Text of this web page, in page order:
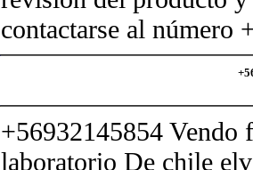
contactarse al número
+56932145854 Vendo
laboratorio De chile